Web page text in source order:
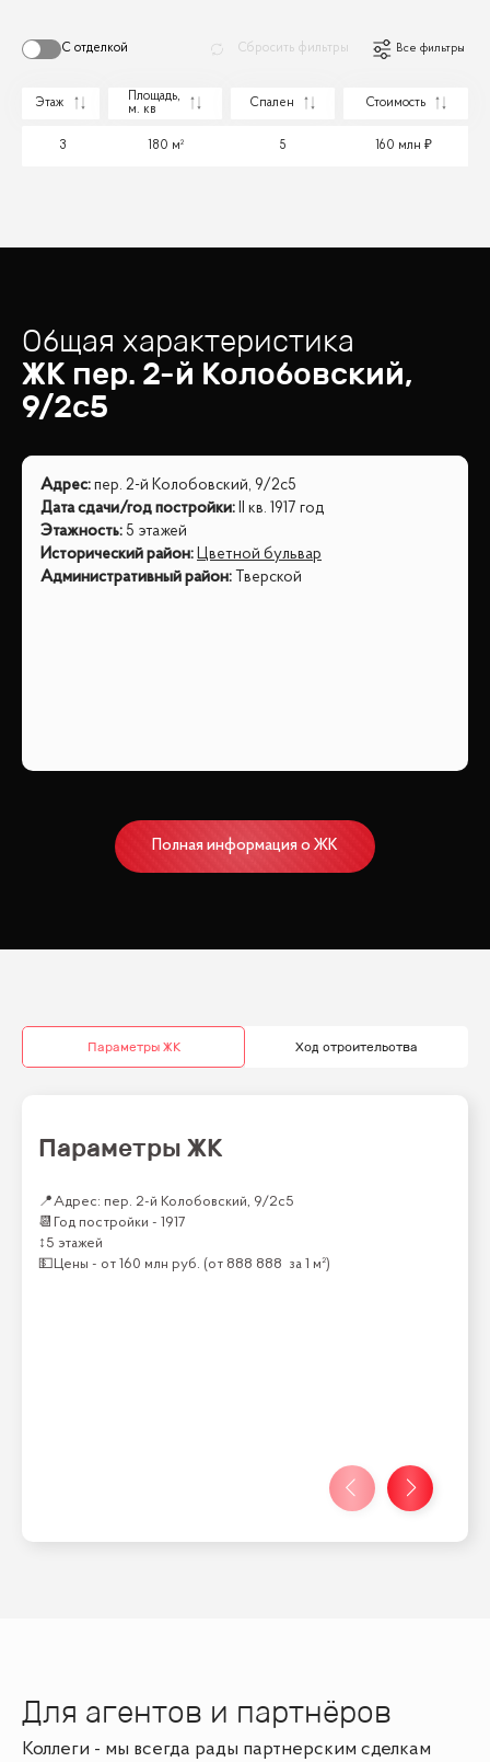
С отделкой Сбросить фильтры Все фильтры
Этаж
Площадь,
м. кв
Спален Стоимость
3 180 м² 5 160 млн
Общая характеристика
ЖК пер. 2-й Колобовский,
9/2с5
Адрес: пер. 2-й Колобовский, 9/2с5
Дата сдачи/год постройки:
II кв. 1917 год
Этажность: 5 этажей
Исторический район: Цветной бульвар
Административный район: Тверской
Полная информация о ЖК
Параметры ЖК Ход строительства
Параметры ЖК
📍 Адрес: пер. 2-й Колобовский, 9/2с5
📆 Год постройки - 1917
↕ 5 этажей
💵
Цены - от 160 млн руб. (от 888 888 за 1 м²)
Для агентов и партнёров
Коллеги - мы всегда рады партнерским сделкам